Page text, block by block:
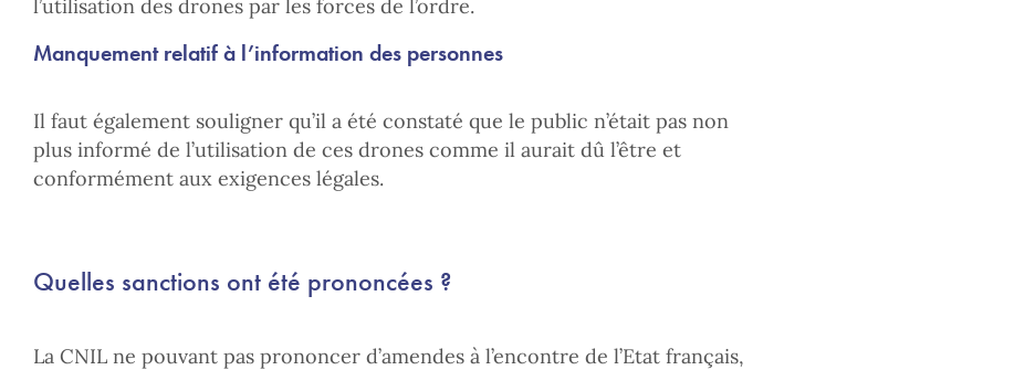
l’utilisation des drones par les forces de l’ordre.
Manquement relatif à l’information des personnes
Il faut également souligner qu’il a été constaté que le public n’était pas non
plus informé de l’utilisation de ces drones comme il aurait dû l’être et
conformément aux exigences légales.
Quelles sanctions ont été prononcées ?
La CNIL ne pouvant pas prononcer d’amendes à l’encontre de l’Etat français,